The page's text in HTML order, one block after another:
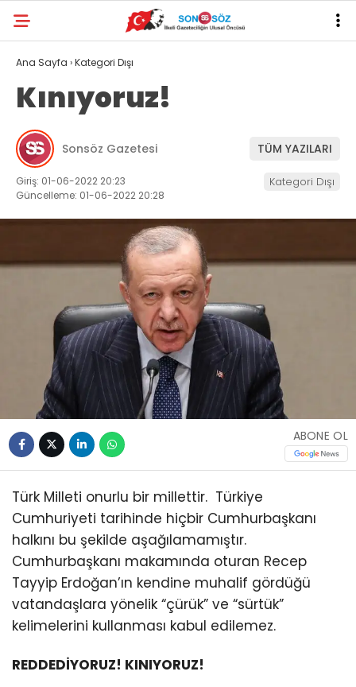
Ana Sayfa ›Kategori Dışı
Kınıyoruz!
Sonsöz Gazetesi TÜM YAZILARI
Giriş: 01-06-2022 20:23
Güncelleme: 01-06-2022 20:28
Kategori Dışı
ABONE OL
Türk Milleti onurlu bir millettir. Türkiye
Cumhuriyeti tarihinde hiçbir Cumhurbaşkanı
halkını bu şekilde aşağılamamıştır.
Cumhurbaşkanı makamında oturan Recep
Tayyip Erdoğan’ın kendine muhalif gördüğü
vatandaşlara yönelik “çürük” ve “sürtük”
kelimelerini kullanması kabul edilemez.
REDDEDİYORUZ! KINIYORUZ!